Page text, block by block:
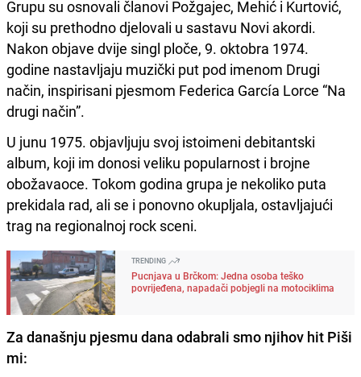
Grupu su osnovali članovi Požgajec, Mehić i Kurtović,
koji su prethodno djelovali u sastavu Novi akordi.
Nakon objave dvije singl ploče, 9. oktobra 1974.
godine nastavljaju muzički put pod imenom Drugi
način, inspirisani pjesmom Federica García Lorce “Na
drugi način”.
U junu 1975. objavljuju svoj istoimeni debitantski
album, koji im donosi veliku popularnost i brojne
obožavaoce. Tokom godina grupa je nekoliko puta
prekidala rad, ali se i ponovno okupljala, ostavljajući
trag na regionalnoj rock sceni.
TRENDING
Pucnjava u Brčkom: Jedna osoba teško
povrijeđena, napadači pobjegli na motociklima
Za današnju pjesmu dana odabrali smo njihov hit Piši
mi: